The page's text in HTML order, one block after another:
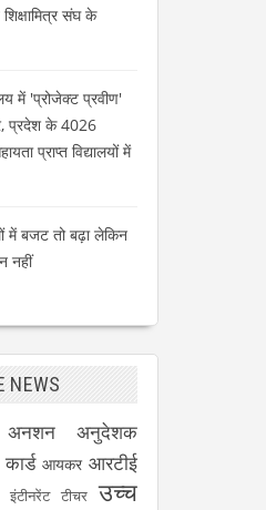
संघ के
में 'प्रोजेक्ट प्रवीण'
प्रदेश के 4026
प्राप्त विद्यालयों में
में बजट तो बढ़ा लेकिन
नहीं
NEWS
अनशन अनुदेशक
आयकर आरटीई
इंटीनरेंट टीचर उच्च